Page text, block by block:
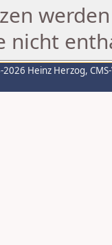
nicht
Heinz Herzog,